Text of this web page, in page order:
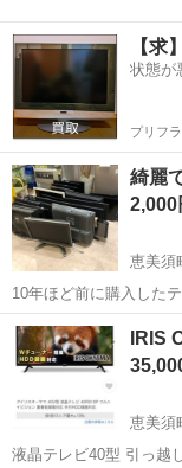
【求
状態が
プリフラ
綺麗
2,000
恵美須
10年ほど前に購入した
【サイズ】縦：45cm
などの状態】とくに目
状態はいいのでまだ...
大阪 大阪市
IRIS
恵美須
液晶テレビ40型 引っ越